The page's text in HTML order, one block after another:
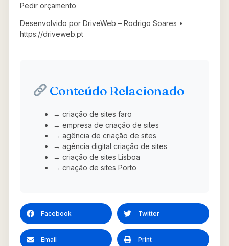
Pedir orçamento
Desenvolvido por DriveWeb – Rodrigo Soares •
https://driveweb.pt
Conteúdo Relacionado
→ criação de sites faro
→ empresa de criação de sites
→ agência de criação de sites
→ agência digital criação de sites
→ criação de sites Lisboa
→ criação de sites Porto
Facebook Twitter
Email Print